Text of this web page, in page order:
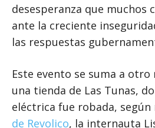
desesperanza que muchos
ante la creciente
las respuestas
Este evento se suma a
una tienda de Las Tunas,
eléctrica fue robada, según
de Revolico, la internauta